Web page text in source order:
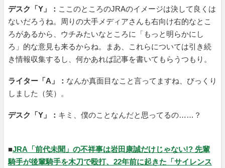
デスク「Y」： ここのところのJRAのイメージは決して良くは
ないだろうね。周りの大手メディアさんも右向け右的なとこ
ろがあるから、ウチみたいなところに「もっと明らかにし
ろ」的な意見も来るからね。まあ、これらについては引き続
き情報収集するし、何かあれば記事を書いてもらうつもり。
ライター「A」： なんか真面目なこと言ってますね、びっくり
しました（笑）。
デスク「Y」： キミ、僕のことなんだと思ってるの……？
■JRA「前代未聞」の不祥事は岩田康誠だけじゃない!? 先輩
騎手が後輩騎手を木刀で殴打、22年前に起きた「サイレンス